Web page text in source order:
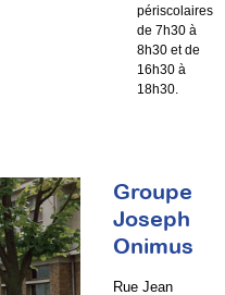
périscolaires
de 7h30 à
8h30 et de
16h30 à
18h30.
Groupe
Joseph
Onimus
Rue Jean